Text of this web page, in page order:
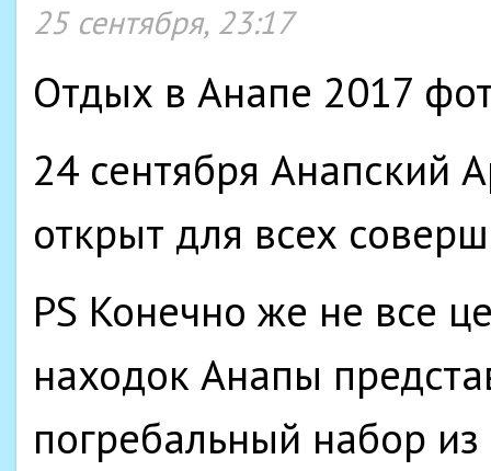
25 сентября, 23:17
Отдых в Анапе 2017
24 сентября Анапский
открыт для всех
PS Конечно же не все
находок Анапы
погребальный набор из